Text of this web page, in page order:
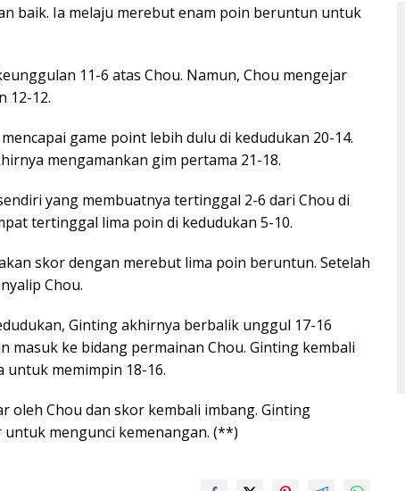
baik. Ia melaju merebut enam poin beruntun untuk
11-6 atas Chou. Namun, Chou mengejar
12-12.
game point lebih dulu di kedudukan 20-14.
mengamankan gim pertama 21-18.
yang membuatnya tertinggal 2-6 dari Chou di
tertinggal lima poin di kedudukan 5-10.
skor dengan merebut lima poin beruntun. Setelah
Chou.
Ginting akhirnya berbalik unggul 17-16
masuk ke bidang permainan Chou. Ginting kembali
untuk memimpin 18-16.
oleh Chou dan skor kembali imbang. Ginting
mengunci kemenangan. (**)